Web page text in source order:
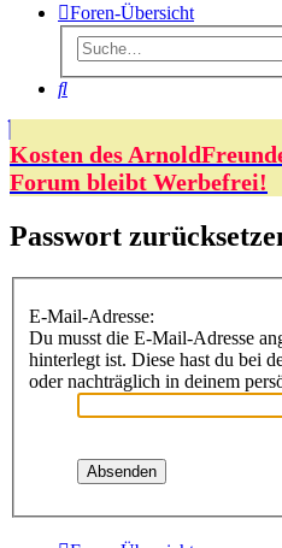
Foren-Übersicht
Suche
Kosten des
Forum bleibt Werbefrei!
Passwort
E-Mail-Adresse:
Du musst die E-Mail-Adresse
hinterlegt ist. Diese hast du bei
oder nachträglich in deinem